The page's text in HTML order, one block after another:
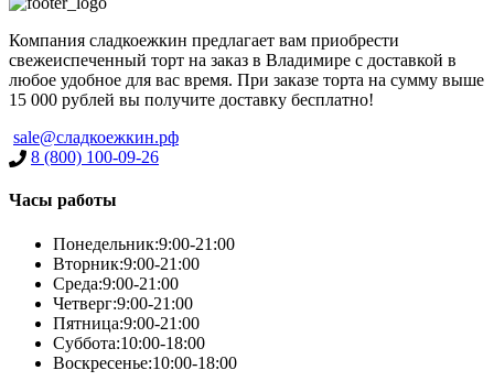
Компания сладкоежкин предлагает вам приобрести
свежеиспеченный торт на заказ в Владимире с доставкой в
любое удобное для вас время. При заказе торта на сумму выше
15 000 рублей вы получите доставку бесплатно!
sale@сладкоежкин.рф
8 (800) 100-09-26
Часы работы
Понедельник:9:00-21:00
Вторник:9:00-21:00
Среда:9:00-21:00
Четверг:9:00-21:00
Пятница:9:00-21:00
Суббота:10:00-18:00
Воскресенье:10:00-18:00